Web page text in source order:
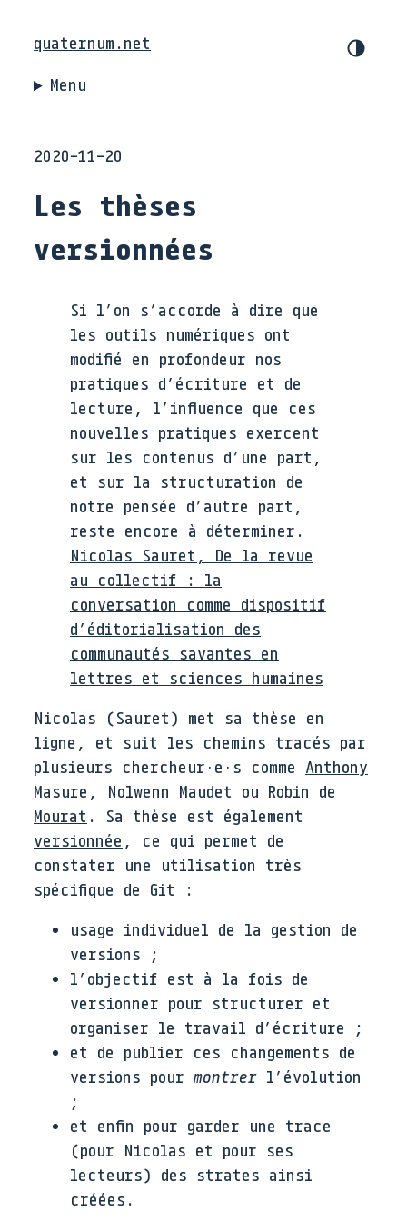
quaternum.net
Menu
2020-11-20
Les thèses
versionnées
Si l’on s’accorde à dire que
les outils numériques ont
modifié en profondeur nos
pratiques d’écriture et de
lecture, l’influence que ces
nouvelles pratiques exercent
sur les contenus d’une part,
et sur la structuration de
notre pensée d’autre part,
reste encore à déterminer.
Nicolas Sauret, De la revue
au collectif : la
conversation comme dispositif
d’éditorialisation des
communautés savantes en
lettres et sciences humaines
Nicolas (Sauret) met sa thèse en
ligne, et suit les chemins tracés par
plusieurs chercheur·e·s comme Anthony
Masure , Nolwenn Maudet ou Robin de
Mourat . Sa thèse est également
versionnée , ce qui permet de
constater une utilisation très
spécifique de Git :
usage individuel de la gestion de
versions ;
l’objectif est à la fois de
versionner pour structurer et
organiser le travail d’écriture ;
et de publier ces changements de
versions pour montrer l’évolution
;
et enfin pour garder une trace
(pour Nicolas et pour ses
lecteurs) des strates ainsi
créées.